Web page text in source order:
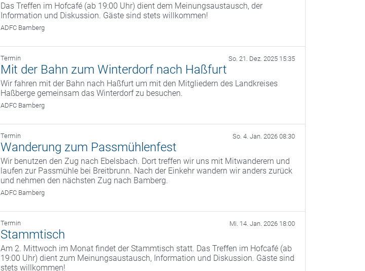
Das Treffen im Hofcafé (ab 19:00 Uhr) dient dem Meinungsaustausch, der
Information und Diskussion. Gäste sind stets willkommen!
ADFC Bamberg
Termin So. 21. Dez. 2025 15:35
Mit der Bahn zum Winterdorf nach Haßfurt
Wir fahren mit der Bahn nach Haßfurt um mit den Mitgliedern des Landkreises
Haßberge gemeinsam das Winterdorf zu besuchen.
ADFC Bamberg
Termin So. 4. Jan. 2026 08:30
Wanderung zum Passmühlenfest
Wir benutzen den Zug nach Ebelsbach. Dort treffen wir uns mit Mitwanderern und
laufen zur Passmühle bei Breitbrunn. Nach der Einkehr wandern wir anders zurück
und nehmen den nächsten Zug nach Bamberg.
ADFC Bamberg
Termin Mi. 14. Jan. 2026 18:00
Stammtisch
Am 2. Mittwoch im Monat findet der Stammtisch statt. Das Treffen im Hofcafé (ab
19:00 Uhr) dient zum Meinungsaustausch, Information und Diskussion. Gäste sind
stets willkommen!